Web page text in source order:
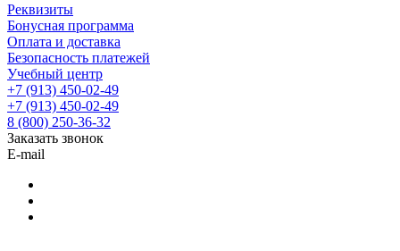
Реквизиты
Бонусная программа
Оплата и доставка
Безопасность платежей
Учебный центр
+7 (913) 450-02-49
+7 (913) 450-02-49
8 (800) 250-36-32
Заказать звонок
E-mail